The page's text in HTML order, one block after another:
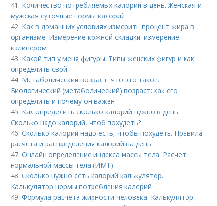
41. Количество потребляемых калорий в день. Женская и
мужская суточные нормы калорий
42. Как в домашних условиях измерить процент жира в
организме. Измерение кожной складки: измерение
калипером
43. Какой тип у меня фигуры. Типы женских фигур и как
определить свой
44. Метаболический возраст, что это такое.
Биологический (метаболический) возраст: как его
определить и почему он важен
45. Как определить сколько калорий нужно в день.
Сколько надо калорий, чтоб похудеть?
46.Сколько калорий надо есть, чтобы похудеть. Правила
расчета и распределения калорий на день
47.Онлайн определение индекса массы тела. Расчет
нормальной массы тела (ИМТ)
48.Сколько нужно есть калорий калькулятор.
Калькулятор нормы потребления калорий
49.Формула расчета жирности человека. Калькулятор